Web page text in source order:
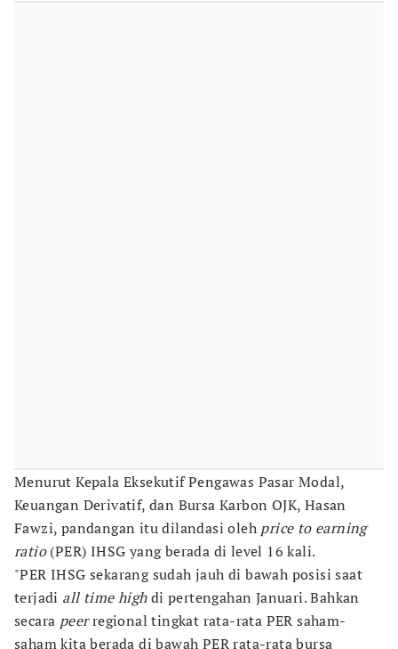
Menurut Kepala Eksekutif Pengawas Pasar Modal,
Keuangan Derivatif, dan Bursa Karbon OJK, Hasan
Fawzi, pandangan itu dilandasi oleh price to earning
ratio(PER) IHSG yang berada di level 16 kali.
"PER IHSG sekarang sudah jauh di bawah posisi saat
terjadi all time highdi pertengahan Januari. Bahkan
secara peerregional tingkat rata-rata PER saham-
saham kita berada di bawah PER rata-rata bursa